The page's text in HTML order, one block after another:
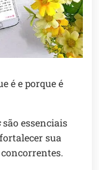
é e porque é
são essenciais
sua